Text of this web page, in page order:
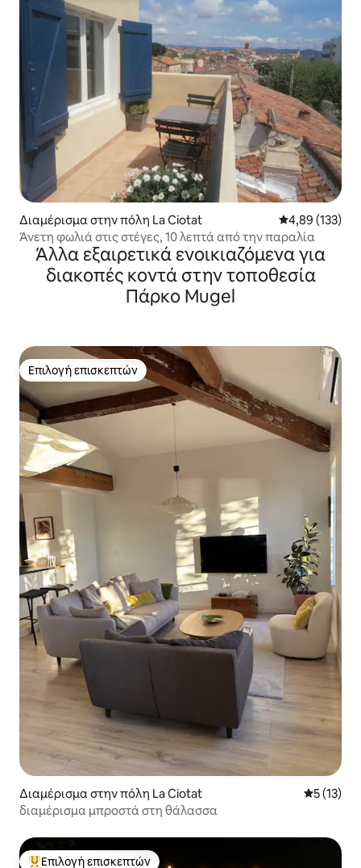
Διαμέρισμα στην πόλη La Ciotat Μέση
4,89 (133)
Άνετη φωλιά στις στέγες, 10 λεπτά από την παραλία
Άλλα εξαιρετικά ενοικιαζόμενα για
διακοπές κοντά στην τοποθεσία
Πάρκο Mugel
Επιλογή επισκεπτών
Επιλογή επισκεπτών
Διαμέρισμα στην πόλη La Ciotat Μέση
5 (13)
διαμέρισμα μπροστά στη θάλασσα
Επιλογή επισκεπτών